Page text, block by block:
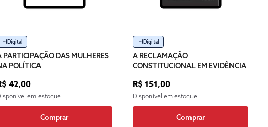
Digital
PARTICIPAÇÃO DAS MULHERES
POLÍTICA
42,00
em estoque
Comprar
Digital
A RECLAMAÇÃO
CONSTITUCIONAL EM EVIDÊNCIA
R$ 151,00
Disponível em estoque
Comprar